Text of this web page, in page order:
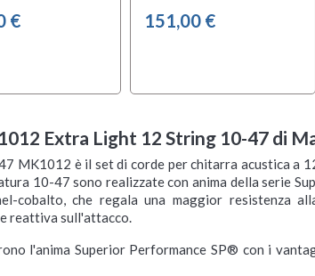
€ 151,00 €
Extra Light 12 String 10-47 di
MK1012 è il set di corde per chitarra acustica a
10-47 sono realizzate con anima della serie
cobalto, che regala una maggior resistenza
reattiva sull'attacco.
l'anima Superior Performance SP® con i